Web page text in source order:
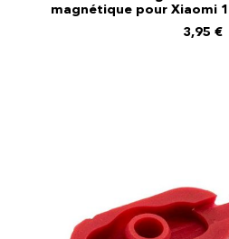
AJOUTER AU
magnétique pour Xiaomi
3,95 €